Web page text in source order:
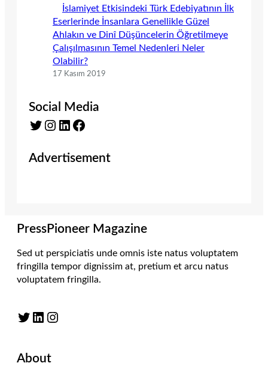
İslamiyet Etkisindeki Türk Edebiyatının İlk
Eserlerinde İnsanlara Genellikle Güzel
Ahlakın ve Dinî Düşüncelerin Öğretilmeye
Çalışılmasının Temel Nedenleri Neler
Olabilir?
17 Kasım 2019
Social Media
Twitter Instagram LinkedIn Facebook
Advertisement
PressPioneer Magazine
Sed ut perspiciatis unde omnis iste natus voluptatem
fringilla tempor dignissim at, pretium et arcu natus
voluptatem fringilla.
Twitter LinkedIn Instagram
About